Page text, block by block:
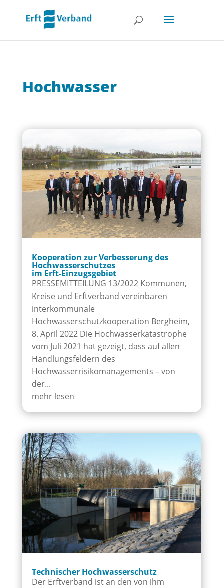
Hochwasser
Kooperation zur Verbesserung des
Hochwasserschutzes
im Erft-Einzugsgebiet
PRESSEMITTEILUNG 13/2022 Kommunen,
Kreise und Erftverband vereinbaren
interkommunale
Hochwasserschutzkooperation Bergheim,
8. April 2022 Die Hochwasserkatastrophe
vom Juli 2021 hat gezeigt, dass auf allen
Handlungsfeldern des
Hochwasserrisikomanagements – von
der...
mehr lesen
Technischer Hoch­wasser­schutz
Der Erftverband ist an den von ihm